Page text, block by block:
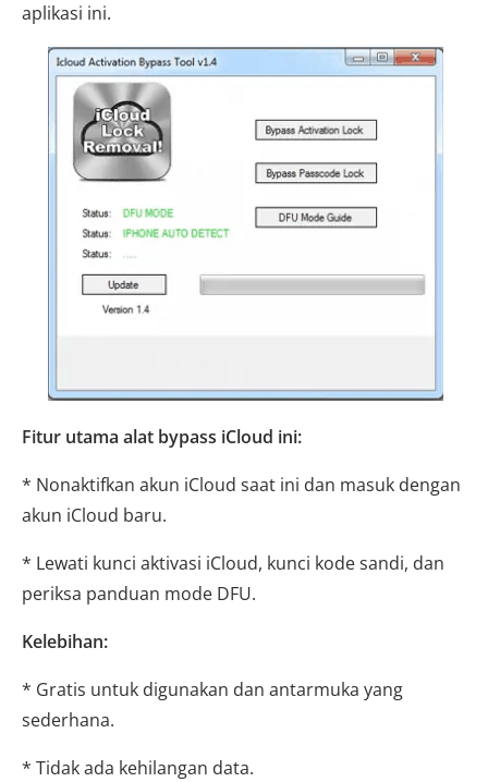
aplikasi ini.
Fitur utama alat bypass iCloud ini:
* Nonaktifkan akun iCloud saat ini dan masuk dengan
akun iCloud baru.
* Lewati kunci aktivasi iCloud, kunci kode sandi, dan
periksa panduan mode DFU.
Kelebihan:
* Gratis untuk digunakan dan antarmuka yang
sederhana.
* Tidak ada kehilangan data.